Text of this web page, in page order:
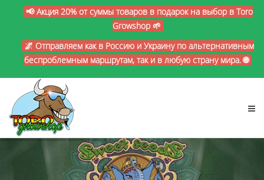
📢 Акция 20% от суммы товаров в подарок на выбор в Toro
Growshop 🌱
🌌 Отправляем как в Россию и Украину по альтернативным
беспроблемным маршрутам, так и в любую страну мира. 🌐